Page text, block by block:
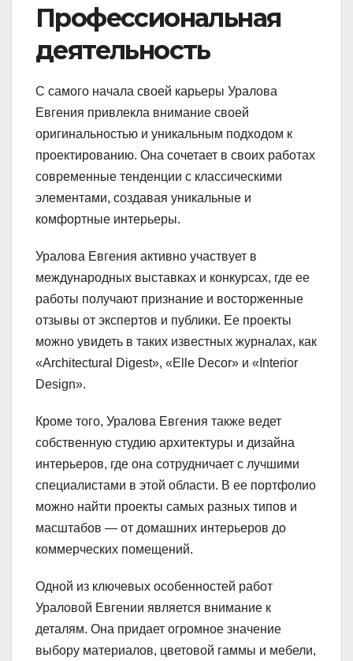
Профессиональная
деятельность
С самого начала своей карьеры Уралова
Евгения привлекла внимание своей
оригинальностью и уникальным подходом к
проектированию. Она сочетает в своих работах
современные тенденции с классическими
элементами, создавая уникальные и
комфортные интерьеры.
Уралова Евгения активно участвует в
международных выставках и конкурсах, где ее
работы получают признание и восторженные
отзывы от экспертов и публики. Ее проекты
можно увидеть в таких известных журналах, как
«Architectural Digest», «Elle Decor» и «Interior
Design».
Кроме того, Уралова Евгения также ведет
собственную студию архитектуры и дизайна
интерьеров, где она сотрудничает с лучшими
специалистами в этой области. В ее портфолио
можно найти проекты самых разных типов и
масштабов — от домашних интерьеров до
коммерческих помещений.
Одной из ключевых особенностей работ
Ураловой Евгении является внимание к
деталям. Она придает огромное значение
выбору материалов, цветовой гаммы и мебели,